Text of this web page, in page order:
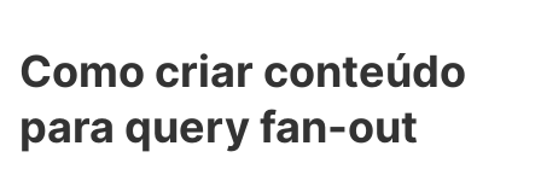
Como criar conteúdo
para query fan-out